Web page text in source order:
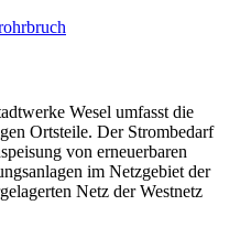
Wesel umfasst die
Ortsteile. Der Strombedarf
von erneuerbaren
im Netzgebiet der
Netz der Westnetz